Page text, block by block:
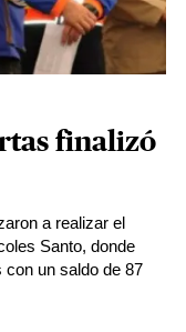
finalizó
a realizar el
Santo, donde
un saldo de 87